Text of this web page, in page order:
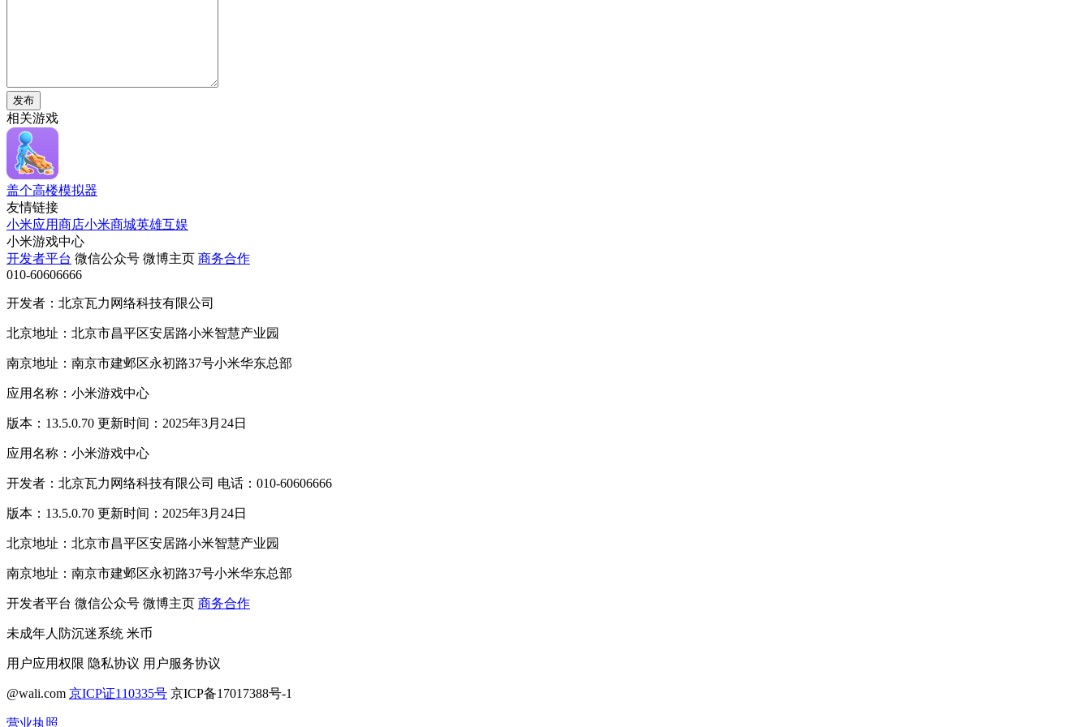
发布
相关游戏
盖个高楼模拟器
友情链接
小米应用商店小米商城英雄互娱
小米游戏中心
开发者平台 微信公众号 微博主页 商务合作
010-60606666
开发者：北京瓦力网络科技有限公司
北京地址：北京市昌平区安居路小米智慧产业园
南京地址：南京市建邺区永初路37号小米华东总部
应用名称：小米游戏中心
版本：13.5.0.70 更新时间：2025年3月24日
应用名称：小米游戏中心
开发者：北京瓦力网络科技有限公司 电话：010-60606666
版本：13.5.0.70 更新时间：2025年3月24日
北京地址：北京市昌平区安居路小米智慧产业园
南京地址：南京市建邺区永初路37号小米华东总部
开发者平台 微信公众号 微博主页 商务合作
未成年人防沉迷系统 米币
用户应用权限 隐私协议 用户服务协议
@wali.com 京ICP证110335号 京ICP备17017388号-1
营业执照